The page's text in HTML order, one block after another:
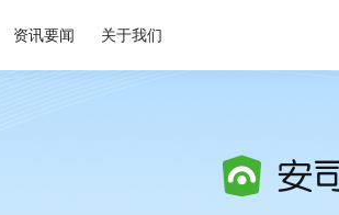
资讯要闻 关于我们